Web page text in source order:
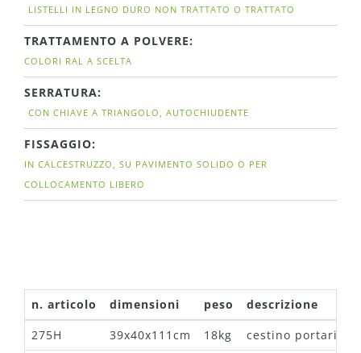
LISTELLI IN LEGNO DURO NON TRATTATO O TRATTATO
TRATTAMENTO A POLVERE:
COLORI RAL A SCELTA
SERRATURA:
CON CHIAVE A TRIANGOLO, AUTOCHIUDENTE
FISSAGGIO:
IN CALCESTRUZZO, SU PAVIMENTO SOLIDO O PER
COLLOCAMENTO LIBERO
n. articolo dimensioni peso
descrizione
275H
39x40x111cm 18kg
cestino